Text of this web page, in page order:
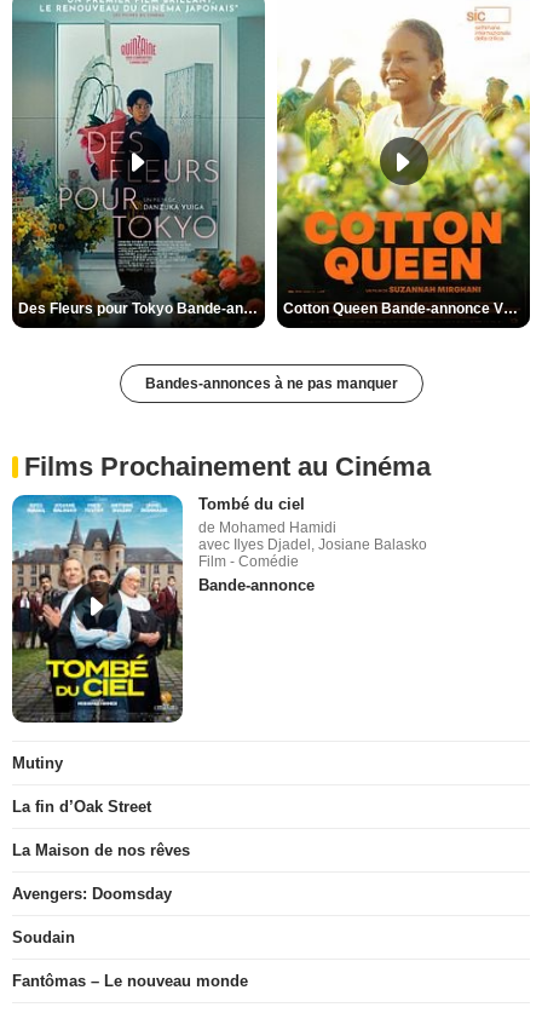
Des Fleurs pour Tokyo Bande-annonce VO STFR Cotton Queen Bande-annonce VO STFR
Bandes-annonces à ne pas manquer
Films Prochainement au Cinéma
Tombé du ciel
de Mohamed Hamidi
avec Ilyes Djadel, Josiane Balasko
Film - Comédie
Bande-annonce
Mutiny
La fin d’Oak Street
La Maison de nos rêves
Avengers: Doomsday
Soudain
Fantômas – Le nouveau monde